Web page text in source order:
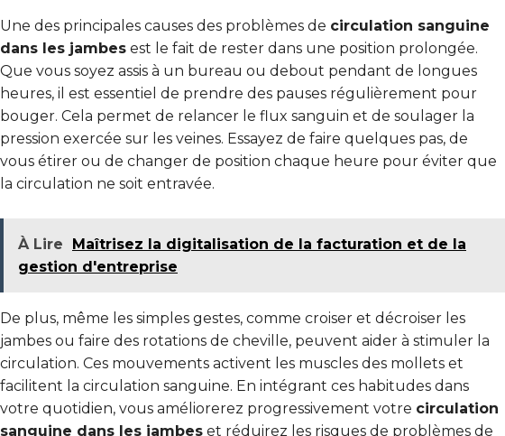
Une des principales causes des problèmes de circulation sanguine
dans les jambes est le fait de rester dans une position prolongée.
Que vous soyez assis à un bureau ou debout pendant de longues
heures, il est essentiel de prendre des pauses régulièrement pour
bouger. Cela permet de relancer le flux sanguin et de soulager la
pression exercée sur les veines. Essayez de faire quelques pas, de
vous étirer ou de changer de position chaque heure pour éviter que
la circulation ne soit entravée.
À Lire
Maîtrisez la digitalisation de la facturation et de la
gestion d'entreprise
De plus, même les simples gestes, comme croiser et décroiser les
jambes ou faire des rotations de cheville, peuvent aider à stimuler la
circulation. Ces mouvements activent les muscles des mollets et
facilitent la circulation sanguine. En intégrant ces habitudes dans
votre quotidien, vous améliorerez progressivement votre circulation
sanguine dans les jambes et réduirez les risques de problèmes de